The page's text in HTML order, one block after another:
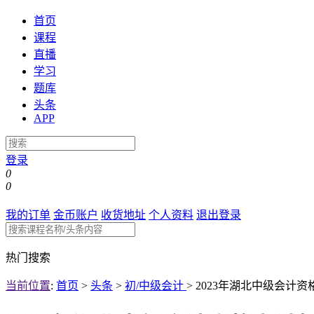
首页
课程
直播
学习
题库
头条
APP
登录
0
0
我的订单 金币账户 收货地址 个人资料 退出登录
热门搜索
当前位置: 首页 > 头条 > 初/中级会计 > 2023年湖北中级会计资